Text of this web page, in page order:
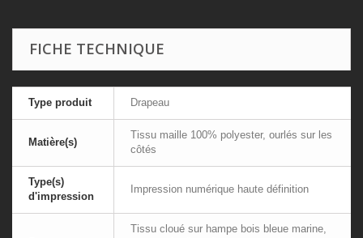
FICHE TECHNIQUE
Type produit Drapeau
Matière(s)
Tissu maille 100% polyester, ourlés sur les
côtés
Type(s)
d'impression
Impression numérique haute définition
Tissu cloué sur hampe bois bleue marine,